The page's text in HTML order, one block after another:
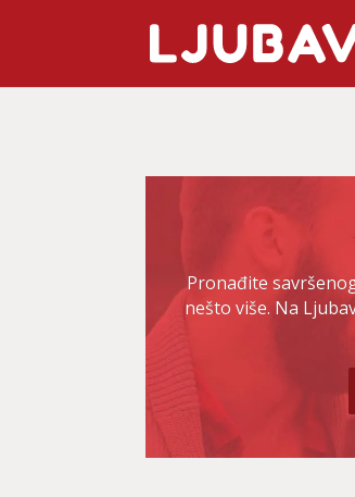
Pronađite
nešto više. Na